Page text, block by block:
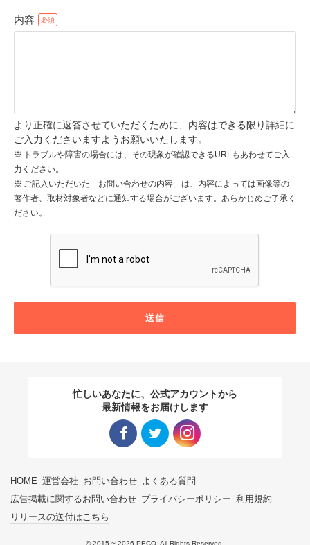
内容
より正確に返答させていただくために、内容はできる限り詳細に
ご入力くださいますようお願いいたします。
トラブルや障害の場合には、その現象が確認できるURLもあわせてご入
力ください。
ご記入いただいた「お問い合わせの内容」は、内容によっては画像等の
著作者、取材対象者などに通知する場合がございます。あらかじめご了承く
ださい。
送信
忙しいあなたに、公式アカウントから
最新情報をお届けします
HOME 運営会社 お問い合わせ よくある質問
広告掲載に関するお問い合わせ プライバシーポリシー 利用規約
リリースの送付はこちら
© 2015 ~ 2026 PECO. All Rights Reserved.